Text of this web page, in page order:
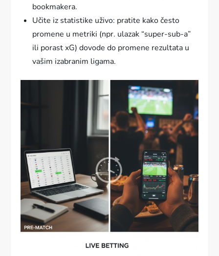
bookmakera.
Učite iz statistike uživo: pratite kako često
promene u metriki (npr. ulazak “super-sub-a”
ili porast xG) dovode do promene rezultata u
vašim izabranim ligama.